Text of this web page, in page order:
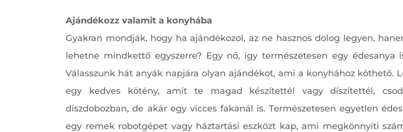
Ajándékozz valamit a konyhába
Gyakran mondják, hogy ha ajándékozol, az ne hasznos dolog legyen,
lehetne mindkettő egyszerre? Egy nő, így természetesen egy
Válasszunk hát anyák napjára olyan ajándékot, ami a konyhához köthető.
egy kedves kötény, amit te magad készítettél vagy díszítettél,
díszdobozban, de akár egy vicces fakanál is. Természetesen egyetlen
egy remek robotgépet vagy háztartási eszközt kap, ami megkönnyíti